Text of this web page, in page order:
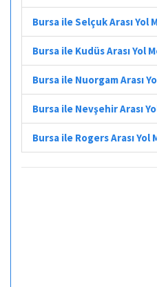
Bursa ile Selçuk Arası
Bursa ile Kudüs Arası Yol
Bursa ile Nuorgam Arası
Bursa ile Nevşehir Arası
Bursa ile Rogers Arası